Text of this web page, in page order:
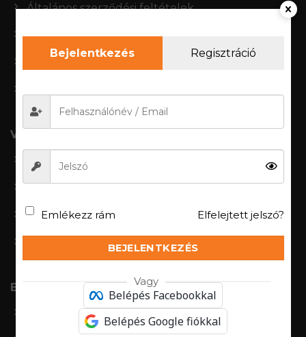
Általános szerződési feltételek
Adatkezelési szabályzat
Jogi nyilatkozat
Vásárlói fiók
Bejelenkezés/regisztáció
Fiókom
Rendeléseim
B2B
BRUBECK PROTECT
Bejelentkezés Regisztráció
Emlékezz rám Elfelejtett jelszó?
BEJELENTKEZÉS
Vagy
Belépés Facebookkal
Belépés Google fiókkal